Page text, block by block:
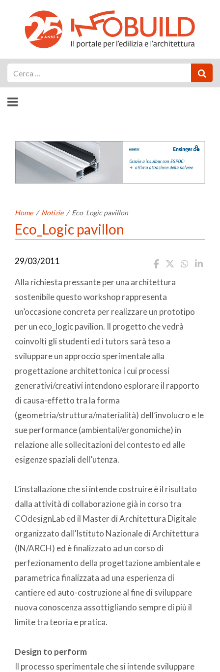
Home / Notizie / Eco_Logic pavillon
Eco_Logic pavillon
29/03/2011
Alla richiesta pressante per una architettura
sostenibile questo workshop rappresenta
un’occasione concreta per realizzare un prototipo
per un eco_logic pavilion. Il progetto che vedrà
coinvolti gli studenti ed i tutors sarà teso a
sviluppare un approccio sperimentale alla
progettazione architettonica i cui processi
generativi/creativi intendono esplorare il rapporto
di causa-effetto tra la forma
(geometria/struttura/materialità) dell’involucro e le
sue performance (ambientali/ergonomiche) in
relazione alle sollecitazioni del contesto ed alle
esigenze spaziali dell’utenza.
L’installazione che si intende costruire è il risultato
dalla attività di collaborazione già in corso tra
COdesignLab ed il Master di Architettura Digitale
organizzato dall’Istituto Nazionale di Architettura
(IN/ARCH) ed è finalizzato ad un corso di
perfezionamento della progettazione ambientale e
parametrica finalizzata ad una esperienza di
cantiere ed auto-costruzione al fine di sviluppare
nuova conoscenza assottigliando sempre di più il
limite tra teoria e pratica.
Design to perform
Il processo sperimentale che si intende sviluppare